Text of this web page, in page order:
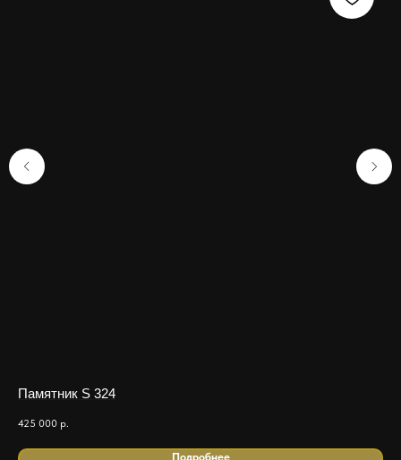
Памятник S 324
425 000 р.
Подробнее